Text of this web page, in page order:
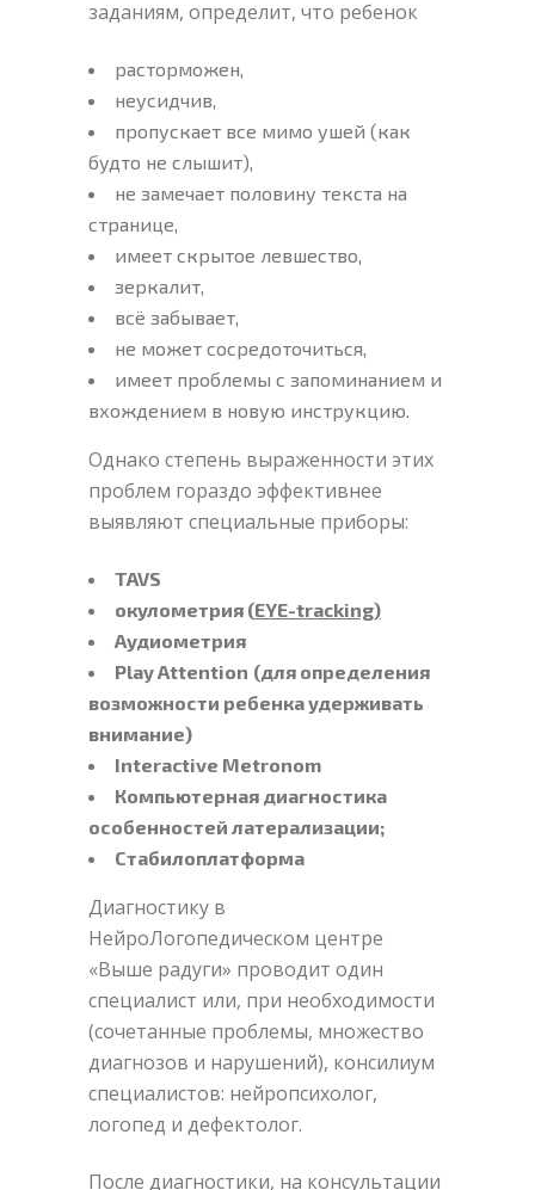
заданиям, определит, что ребенок
расторможен,
неусидчив,
пропускает все мимо ушей (как
будто не слышит),
не замечает половину текста на
странице,
имеет скрытое левшество,
зеркалит,
всё забывает,
не может сосредоточиться,
имеет проблемы с запоминанием и
вхождением в новую инструкцию.
Однако степень выраженности этих
проблем гораздо эффективнее
выявляют специальные приборы:
TAVS
окулометрия (EYE-tracking)
Аудиометрия
Play Attention (для определения
возможности ребенка удерживать
внимание)
Interactive Metronom
Компьютерная диагностика
особенностей латерализации;
Стабилоплатформа
Диагностику в
НейроЛогопедическом центре
«Выше радуги» проводит один
специалист или, при необходимости
(сочетанные проблемы, множество
диагнозов и нарушений), консилиум
специалистов: нейропсихолог,
логопед и дефектолог.
После диагностики, на консультации